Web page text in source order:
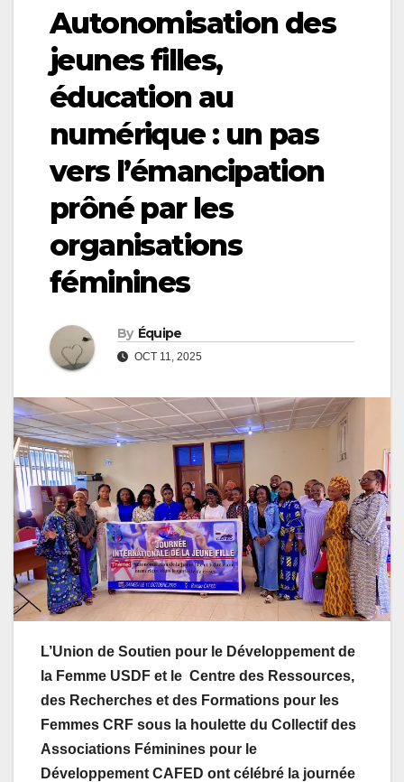
Autonomisation des
jeunes filles,
éducation au
numérique : un pas
vers l’émancipation
prôné par les
organisations
féminines
By Équipe
OCT 11, 2025
L’Union de Soutien pour le Développement de
la Femme USDF et le Centre des Ressources,
des Recherches et des Formations pour les
Femmes CRF sous la houlette du Collectif des
Associations Féminines pour le
Développement CAFED ont célébré la journée